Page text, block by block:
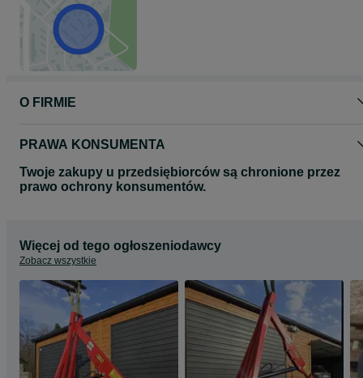
O FIRMIE
PRAWA KONSUMENTA
Twoje zakupy u przedsiębiorców są chronione przez
prawo ochrony konsumentów.
Więcej od tego ogłoszeniodawcy
Zobacz wszystkie